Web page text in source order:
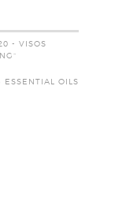
- VISOS
ESSENTIAL OILS